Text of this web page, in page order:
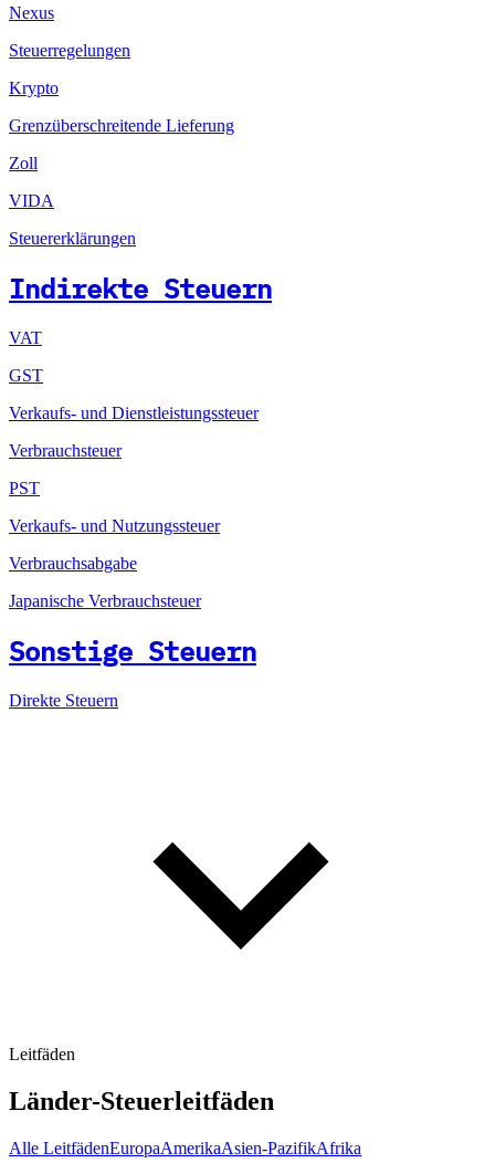
Nexus
Steuerregelungen
Krypto
Grenzüberschreitende Lieferung
Zoll
VIDA
Steuererklärungen
Indirekte Steuern
VAT
GST
Verkaufs- und Dienstleistungssteuer
Verbrauchsteuer
PST
Verkaufs- und Nutzungssteuer
Verbrauchsabgabe
Japanische Verbrauchsteuer
Sonstige Steuern
Direkte Steuern
Leitfäden
Länder-Steuerleitfäden
Alle LeitfädenEuropaAmerikaAsien-PazifikAfrika